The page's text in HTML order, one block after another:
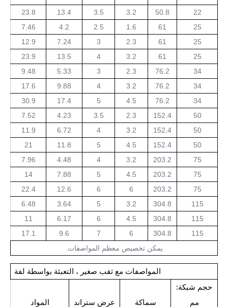
22
50.8
3.2
3.5
13.4
23.8
25
61
1.6
2.5
4.2
7.46
25
61
2.3
3
7.24
12.9
25
61
3.2
4
13.5
23.9
34
76.2
2.3
3
5.33
9.48
34
76.2
3.2
4
9.88
17.6
34
76.2
4.5
5
17.4
30.9
50
152.4
2.3
3.5
4.23
7.52
50
152.4
3.2
4
6.72
11.9
50
152.4
4.5
5
11.8
21
75
203.2
3.2
4
4.48
7.96
75
203.2
4.5
5
7.88
14
75
203.2
6
6
12.6
22.4
115
304.8
3.2
5
3.64
6.48
115
304.8
4.5
6
6.17
11
115
304.8
6
7
9.6
17.1
يمكن تخصيص معظم المواصفات.
المواصفات مع ثقب صغير ، التعبئة بواسطة لفة
حجم شبكة:
مم
سماكة عرض ستراند المواد